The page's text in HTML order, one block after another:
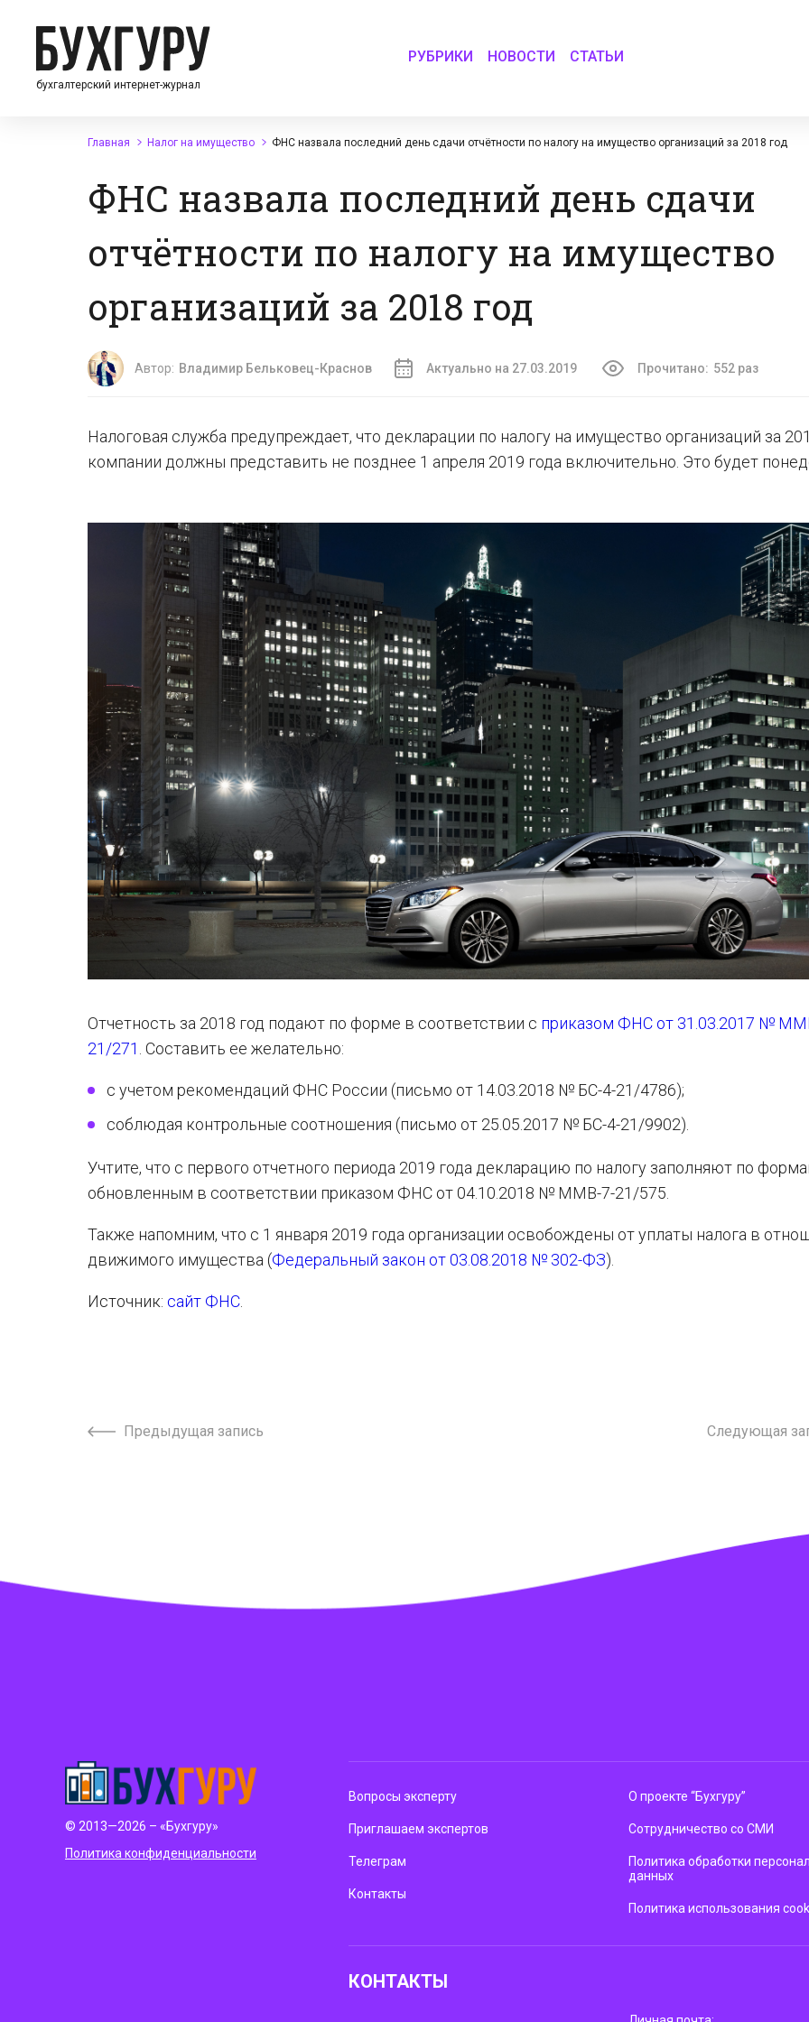
бухгалтерский интернет-журнал
РУБРИКИ НОВОСТИ СТАТЬИ
Главная Налог на имущество ФНС назвала последний день сдачи отчётности по налогу на имущество организаций за 2018 год
ФНС назвала последний день сдачи
отчётности по налогу на имущество
организаций за 2018 год
Автор: Владимир Бельковец-Краснов Актуально на 27.03.2019 Прочитано: 552 раз
Налоговая служба предупреждает, что декларации по налогу на имущество организаций за
компании должны представить не позднее 1 апреля 2019 года включительно. Это будет
Отчетность за 2018 год подают по форме в соответствии с приказом ФНС от 31.03.2017 №
21/271 . Составить ее желательно:
с учетом рекомендаций ФНС России (письмо от 14.03.2018 № БС-4-21/4786);
соблюдая контрольные соотношения (письмо от 25.05.2017 № БС-4-21/9902).
Учтите, что с первого отчетного периода 2019 года декларацию по налогу заполняют по
обновленным в соответствии приказом ФНС от 04.10.2018 № ММВ-7-21/575.
Также напомним, что с 1 января 2019 года организации освобождены от уплаты налога в
движимого имущества (Федеральный закон от 03.08.2018 № 302-ФЗ).
Источник: сайт ФНС
Предыдущая запись Следующая
© 2013—2026 – «Бухгуру»
Политика конфиденциальности
Вопросы эксперту
Приглашаем экспертов
Телеграм
Контакты
О проекте “Бухгуру”
Сотрудничество со СМИ
Политика обработки
данных
Политика использования
КОНТАКТЫ